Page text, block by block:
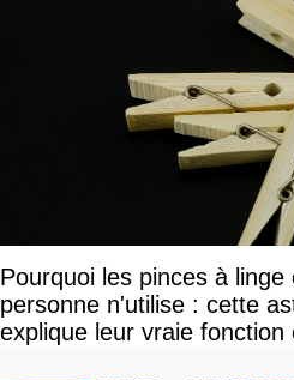
Pourquoi les pinces à
personne n'utilise : cette
explique leur vraie fonction